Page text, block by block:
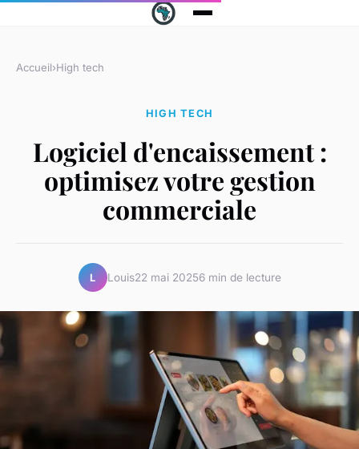
Accueil›High tech
HIGH TECH
Logiciel d'encaissement :
optimisez votre gestion
commerciale
L Louis22 mai 20256 min de lecture